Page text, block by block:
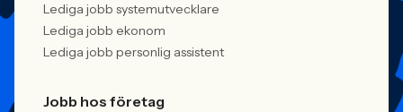
Lediga jobb systemutvecklare
Lediga jobb ekonom
Lediga jobb personlig assistent
Jobb hos företag